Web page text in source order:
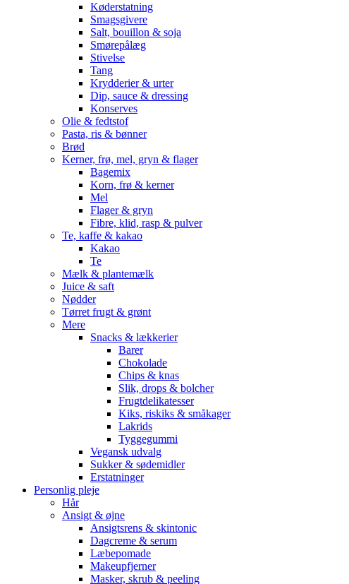
Køderstatning
Smagsgivere
Salt, bouillon & soja
Smørepålæg
Stivelse
Tang
Krydderier & urter
Dip, sauce & dressing
Konserves
Olie & fedtstof
Pasta, ris & bønner
Brød
Kerner, frø, mel, gryn & flager
Bagemix
Korn, frø & kerner
Mel
Flager & gryn
Fibre, klid, rasp & pulver
Te, kaffe & kakao
Kakao
Te
Mælk & plantemælk
Juice & saft
Nødder
Tørret frugt & grønt
Mere
Snacks & lækkerier
Barer
Chokolade
Chips & knas
Slik, drops & bolcher
Frugtdelikatesser
Kiks, riskiks & småkager
Lakrids
Tyggegummi
Vegansk udvalg
Sukker & sødemidler
Erstatninger
Personlig pleje
Hår
Ansigt & øjne
Ansigtsrens & skintonic
Dagcreme & serum
Læbepomade
Makeupfjerner
Masker, skrub & peeling